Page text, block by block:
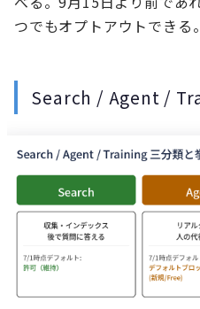
つでもオプトアウトできる。
Search / Agent /